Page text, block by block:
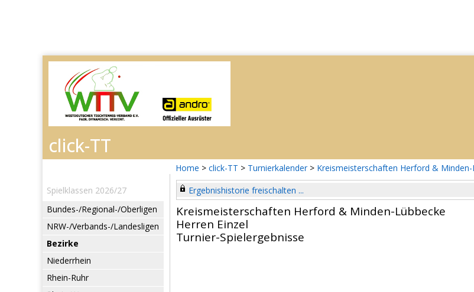
Home > click-TT > Turnierkalender > Kreismeisterschaften Herford & Minden-
Spielklassen 2026/27
Bundes-/Regional-/Oberligen
NRW-/Verbands-/Landesligen
Bezirke
Niederrhein
Rhein-Ruhr
Ergebnishistorie freischalten ...
Kreismeisterschaften Herford & Minden-Lübbecke
Herren Einzel
Turnier-Spielergebnisse